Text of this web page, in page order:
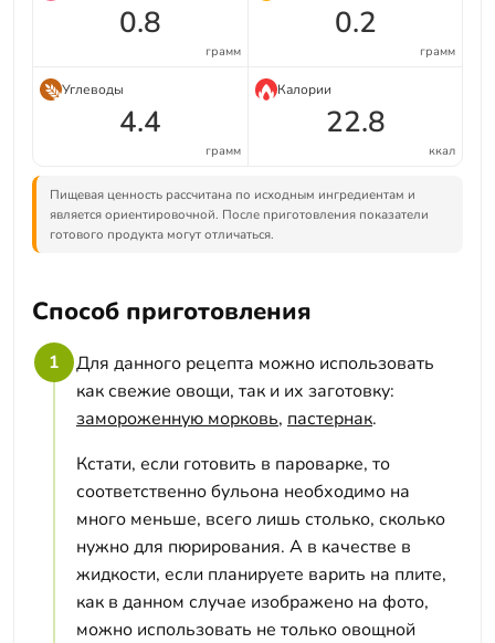
0.8
грамм
0.2
грамм
Углеводы
4.4
грамм
Калории
22.8
ккал
Пищевая ценность рассчитана по исходным ингредиентам и
является ориентировочной. После приготовления показатели
готового продукта могут отличаться.
Способ приготовления
1
Для данного рецепта можно использовать
как свежие овощи, так и их заготовку:
замороженную морковь, пастернак.
Кстати, если готовить в пароварке, то
соответственно бульона необходимо на
много меньше, всего лишь столько, сколько
нужно для пюрирования. А в качестве в
жидкости, если планируете варить на плите,
как в данном случае изображено на фото,
можно использовать не только овощной